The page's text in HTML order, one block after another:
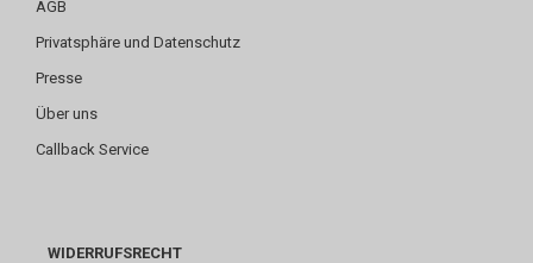
AGB
Privatsphäre und Datenschutz
Presse
Über uns
Callback Service
WIDERRUFSRECHT